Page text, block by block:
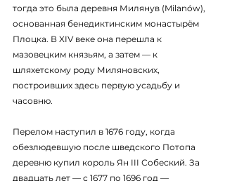
тогда это была деревня Милянув (Milanów),
основанная бенедиктинским монастырём
Плоцка. В XIV веке она перешла к
мазовецким князьям, а затем — к
шляхетскому роду Миляновских,
построивших здесь первую усадьбу и
часовню.
Перелом наступил в 1676 году, когда
обезлюдевшую после шведского Потопа
деревню купил король Ян III Собеский. За
двадцать лет — с 1677 по 1696 год —